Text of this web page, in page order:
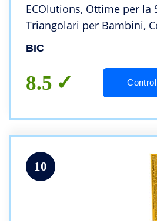
ECOlutions, Ottime per la
Triangolari per Bambini,
Confezioni x 18 Unità
BIC
8.5
10